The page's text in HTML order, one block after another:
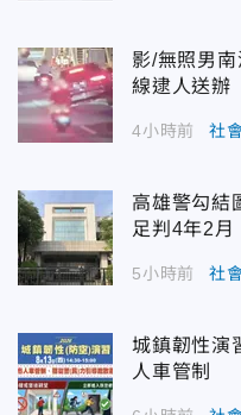
影/無照男
線逮人送辦
4小時前 社
高雄警勾
足判4年2月
5小時前 社
城鎮韌性
人車管制